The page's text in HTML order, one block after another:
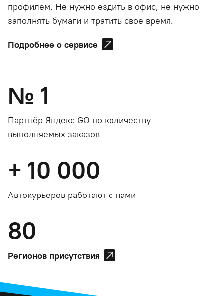
профилем. Не нужно ездить в офис, не нужно
заполнять бумаги и тратить своё время.
Подробнее о сервисе
№ 1
Партнёр Яндекс GO по количеству
выполняемых заказов
+ 10 000
Автокурьеров работают с нами
80
Регионов присутствия